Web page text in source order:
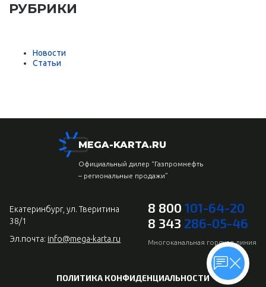
РУБРИКИ
Новости
Статьи
MEGA-KARTA.RU
Официальный дилер “Газпромнефть
– региональные продажи”
Екатеринбург, ул. Тверитина
38/1
Эл.почта: info@mega-karta.ru
8 800 101-64-20
8 343 286-05-46
Многоканальная горячая линия
ПОЛИТИКА КОНФИДЕНЦИАЛЬНОСТИ